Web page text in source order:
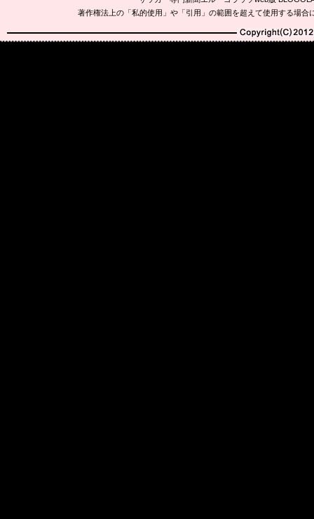
著作権法上の「私的使用」や「引用」の範囲を超えて使用する場
Copyright(C)2010-